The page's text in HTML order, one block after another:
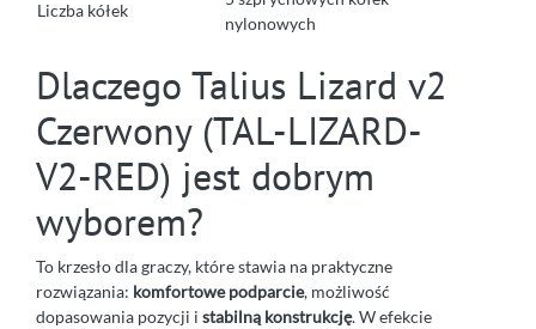
Liczba kółek
nylonowych
Dlaczego Talius Lizard v2
Czerwony (TAL-LIZARD-
V2-RED) jest dobrym
wyborem?
To krzesło dla graczy, które stawia na praktyczne
rozwiązania: komfortowe podparcie, możliwość
dopasowania pozycji i stabilną konstrukcję. W efekcie